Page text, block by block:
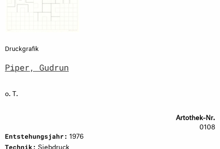
Druckgrafik
Piper, Gudrun
o. T.
Artothek-Nr.
0108
Entstehungsjahr: 1976
Technik: Siebdruck